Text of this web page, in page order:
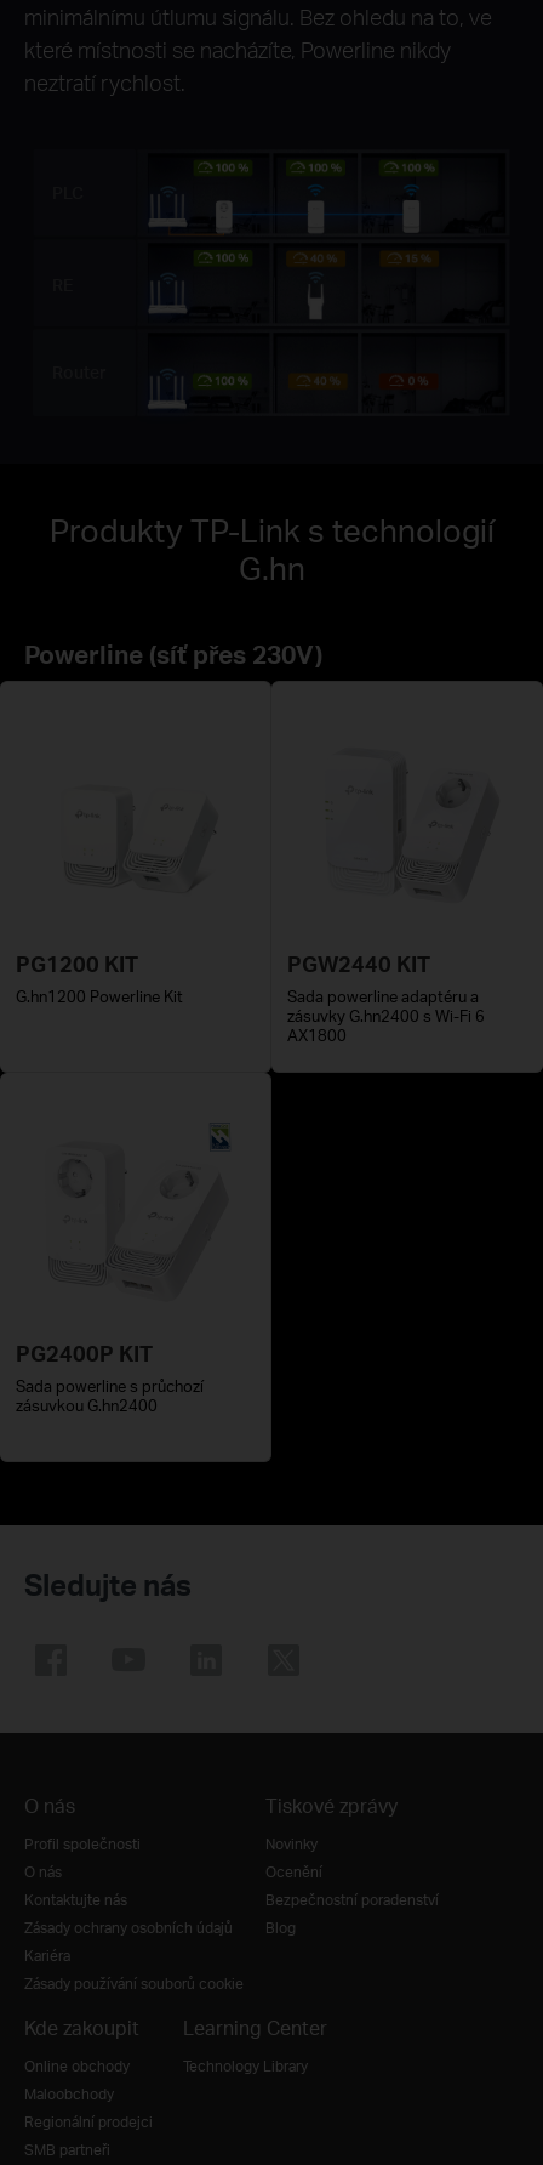
minimálnímu útlumu signálu. Bez ohledu na to, ve
které místnosti se nacházíte, Powerline nikdy
neztratí rychlost.
Produkty TP-Link s technologií
G.hn
Powerline (síť přes 230V)
PG1200 KIT
G.hn1200 Powerline Kit
PGW2440 KIT
Sada powerline adaptéru a
zásuvky G.hn2400 s Wi-Fi 6
AX1800
PG2400P KIT
Sada powerline s průchozí
zásuvkou G.hn2400
Sledujte nás
O nás
Profil společnosti
O nás
Kontaktujte nás
Zásady ochrany osobních údajů
Kariéra
Zásady používání souborů cookie
Tiskové zprávy
Novinky
Ocenění
Bezpečnostní poradenství
Blog
Kde zakoupit
Online obchody
Maloobchody
Regionální prodejci
SMB partneři
Learning Center
Technology Library